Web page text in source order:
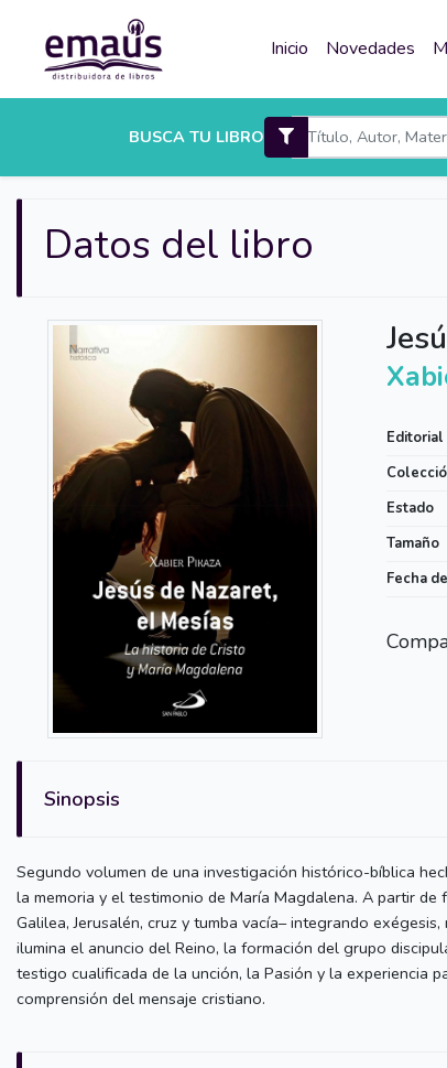
Inicio Novedades
BUSCA TU LIBRO
Datos del libro
Editorial
Estado
Tamaño
Fecha
Sinopsis
Segundo volumen de una investigación histórico-bíblica
la memoria y el testimonio de María Magdalena. A partir
Galilea, Jerusalén, cruz y tumba vacía– integrando
ilumina el anuncio del Reino, la formación del grupo
testigo cualificada de la unción, la Pasión y la experiencia
comprensión del mensaje cristiano.